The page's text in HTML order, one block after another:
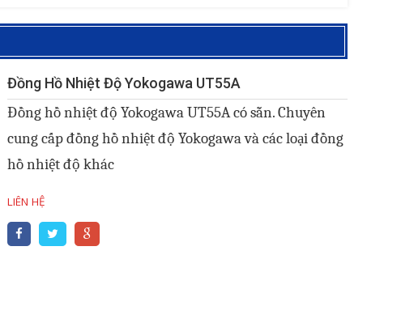
Đồng Hồ Nhiệt Độ Yokogawa UT55A
Đồng hồ nhiệt độ Yokogawa UT55A có sẵn. Chuyên
cung cấp đồng hồ nhiệt độ Yokogawa và các loại đồng
hồ nhiệt độ khác
LIÊN HỆ